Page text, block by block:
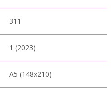
311
1 (2023)
A5 (148x210)